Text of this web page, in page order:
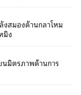
งสมองด้านกลาโหม
มิง
นมิตรภาพด้านการ